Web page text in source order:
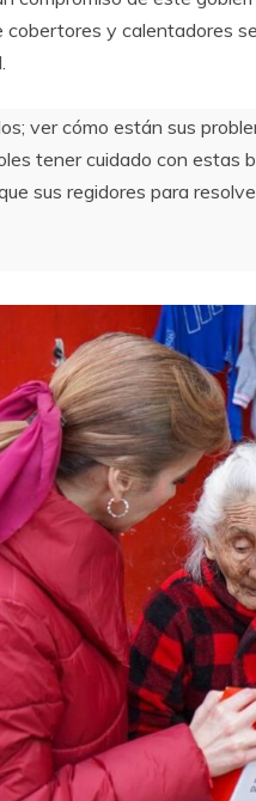
y calentadores
ver cómo están sus
tener cuidado con estas
sus regidores para